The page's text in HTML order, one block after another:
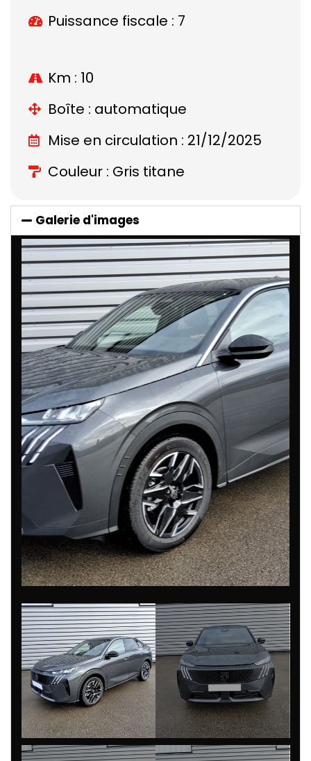
Puissance fiscale : 7
Km : 10
Boîte : automatique
Mise en circulation : 21/12/2025
Couleur : Gris titane
Galerie d'images